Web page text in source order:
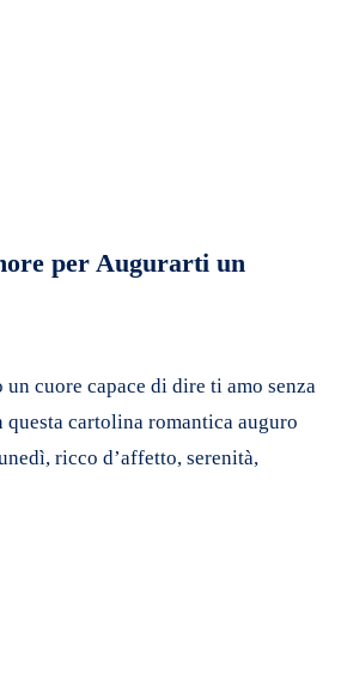
per Augurarti un
cuore capace di dire ti amo senza
questa cartolina romantica auguro
ricco d’affetto, serenità,